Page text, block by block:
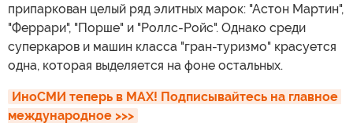
припаркован целый ряд элитных марок: "Астон Мартин",
"Феррари", "Порше" и "Роллс-Ройс". Однако среди
суперкаров и машин класса "гран-туризмо" красуется
одна, которая выделяется на фоне остальных.
ИноСМИ теперь в MAX! Подписывайтесь на главное
международное >>>